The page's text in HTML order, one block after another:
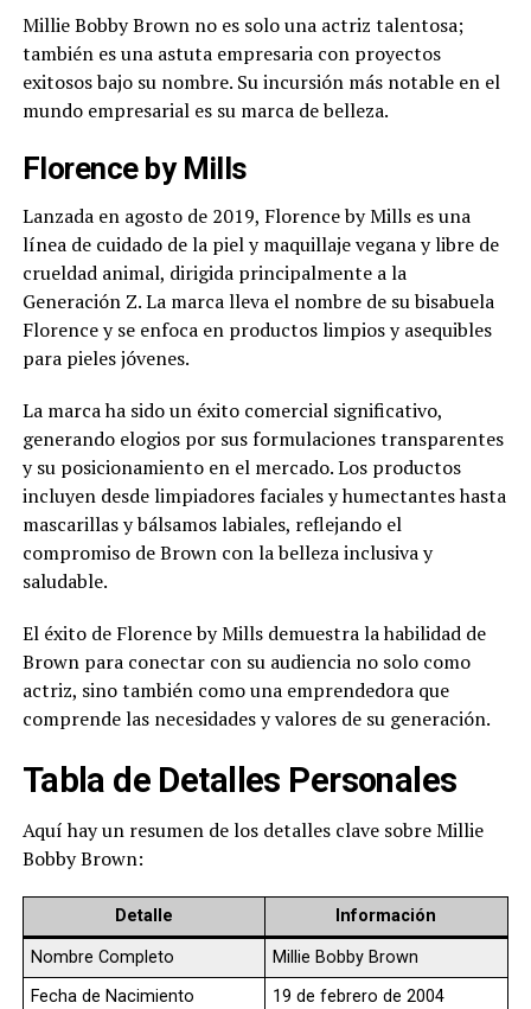
Millie Bobby Brown no es solo una actriz talentosa;
también es una astuta empresaria con proyectos
exitosos bajo su nombre. Su incursión más notable en el
mundo empresarial es su marca de belleza.
Florence by Mills
Lanzada en agosto de 2019, Florence by Mills es una
línea de cuidado de la piel y maquillaje vegana y libre de
crueldad animal, dirigida principalmente a la
Generación Z. La marca lleva el nombre de su bisabuela
Florence y se enfoca en productos limpios y asequibles
para pieles jóvenes.
La marca ha sido un éxito comercial significativo,
generando elogios por sus formulaciones transparentes
y su posicionamiento en el mercado. Los productos
incluyen desde limpiadores faciales y humectantes hasta
mascarillas y bálsamos labiales, reflejando el
compromiso de Brown con la belleza inclusiva y
saludable.
El éxito de Florence by Mills demuestra la habilidad de
Brown para conectar con su audiencia no solo como
actriz, sino también como una emprendedora que
comprende las necesidades y valores de su generación.
Tabla de Detalles Personales
Aquí hay un resumen de los detalles clave sobre Millie
Bobby Brown:
Detalle Información
Nombre Completo
Millie Bobby Brown
Fecha de Nacimiento
19 de febrero de 2004